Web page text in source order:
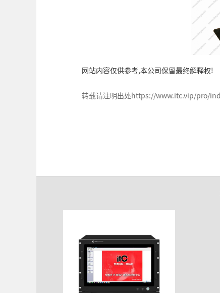
网站内容仅供参考,本公司保留最终解释权!
转载请注明出处https://www.itc.vip/pro/